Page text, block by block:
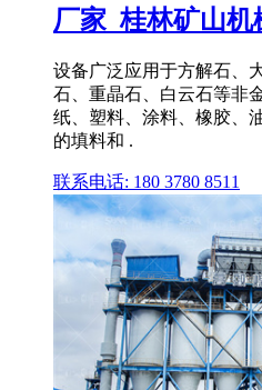
厂家_桂林矿山机
设备广泛应用于方解石、
石、重晶石、白云石等非
纸、塑料、涂料、橡胶、
的填料和 .
联系电话: 180 3780 8511